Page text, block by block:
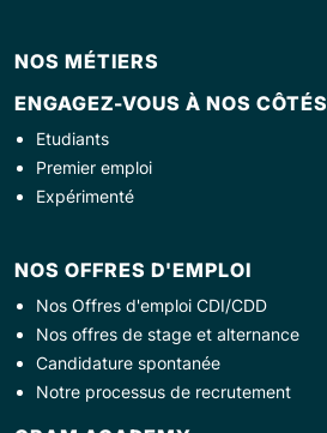
NOS MÉTIERS
ENGAGEZ-VOUS À NOS CÔTÉS
Etudiants
Premier emploi
Expérimenté
NOS OFFRES D'EMPLOI
Nos Offres d'emploi CDI/CDD
Nos offres de stage et alternance
Candidature spontanée
Notre processus de recrutement